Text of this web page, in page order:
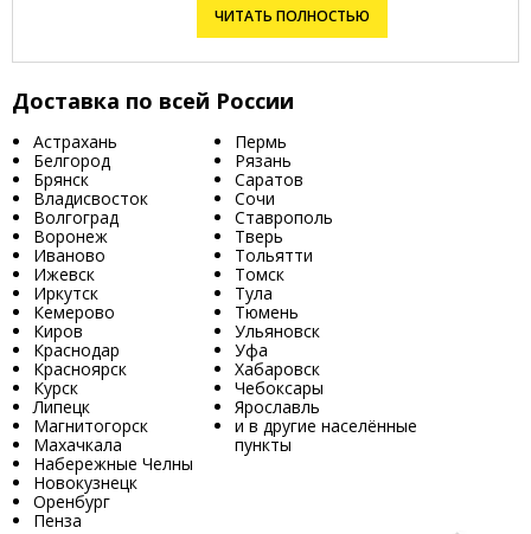
ЧИТАТЬ ПОЛНОСТЬЮ
Доставка по всей России
Астрахань
Белгород
Брянск
Владисвосток
Волгоград
Воронеж
Иваново
Ижевск
Иркутск
Кемерово
Киров
Краснодар
Красноярск
Курск
Липецк
Магнитогорск
Махачкала
Набережные Челны
Новокузнецк
Оренбург
Пенза
Пермь
Рязань
Саратов
Сочи
Ставрополь
Тверь
Тольятти
Томск
Тула
Тюмень
Ульяновск
Уфа
Хабаровск
Чебоксары
Ярославль
и в другие населённые
пункты